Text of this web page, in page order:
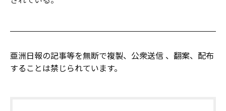
亜洲日報の記事等を無断で複製、公衆送信 、翻案、配布
することは禁じられています。